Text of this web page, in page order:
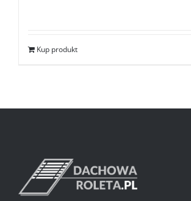
Kup produkt